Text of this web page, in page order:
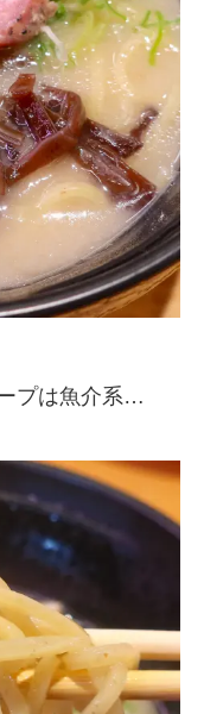
プは魚介系…